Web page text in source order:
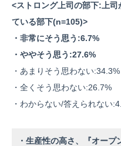
<ストロング上司の部下:上
ている部下(n=105)>
・非常にそう思う:6.7%
・ややそう思う:27.6%
・あまりそう思わない:34.3%
・全くそう思わない:26.7%
・わからない/答えられない
・生産性の高さ、『オー